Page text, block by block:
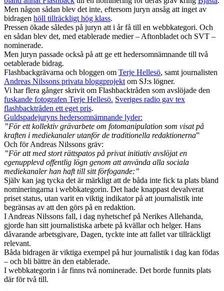
Men någon sådan blev det inte, eftersom juryn ansåg att inget av
bidragen höll tillräckligt hög klass.
Pressen ökade således på juryn att i år få till en webbkategori. Och
en sådan blev det, med etablerade medier – Aftonbladet och SVT –
nominerade.
Men juryn passade också på att ge ett hedersomnämnande till två
oetablerade bidrag.
Flashbackgrävarna och bloggen om Terje Hellesö, samt journalisten
Andreas Nilssons privata bloggprojekt om SJ:s lögner.
Vi har flera gånger skrivit om Flashbacktråden som avslöjade den
fuskande fotografen Terje Hellesö. Sveriges radio gav tex
flashbacktråden ett eget pris.
Guldspadejuryns hedersomnämnande lyder:
”För ett kollektiv grävarbete om fotomanipulation som visat på
kraften i mediekanaler utanför de traditionella redaktionerna”
Och för Andreas Nilssons gräv:
”För att med stort rättspatos på privat initiativ avslöjat en
egenupplevd offentlig lögn genom att använda alla sociala
mediekanaler han haft till sitt förfogande:”
Själv kan jag tycka det är märkligt att de båda inte fick ta plats bland
nomineringarna i webbkategorin. Det hade knappast devalverat
priset status, utan varit en viktig indikator på att journalistik inte
begränsas av att den görs på en redaktion.
I Andreas Nilssons fall, i dag nyhetschef på Nerikes Allehanda,
gjorde han sitt journalistiska arbete på kvällar och helger. Hans
dåvarande arbetsgivare, Dagen, tyckte inte att fallet var tillräckligt
relevant.
Båda bidragen är viktiga exempel på hur journalistik i dag kan födas
– och bli bättre än den etablerade.
I webbkategorin i år finns två nominerade. Det borde funnits plats
där för två till.